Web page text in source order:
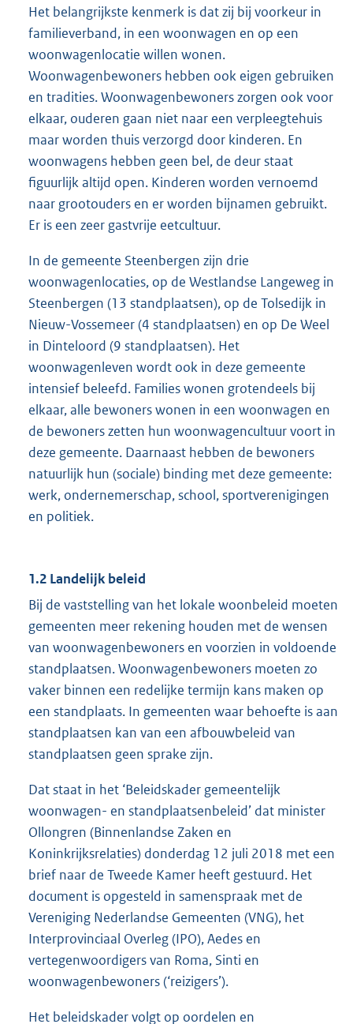
Het belangrijkste kenmerk is dat zij bij voorkeur in
familieverband, in een woonwagen en op een
woonwagenlocatie willen wonen.
Woonwagenbewoners hebben ook eigen gebruiken
en tradities. Woonwagenbewoners zorgen ook voor
elkaar, ouderen gaan niet naar een verpleegtehuis
maar worden thuis verzorgd door kinderen. En
woonwagens hebben geen bel, de deur staat
figuurlijk altijd open. Kinderen worden vernoemd
naar grootouders en er worden bijnamen gebruikt.
Er is een zeer gastvrije eetcultuur.
In de gemeente Steenbergen zijn drie
woonwagenlocaties, op de Westlandse Langeweg in
Steenbergen (13 standplaatsen), op de Tolsedijk in
Nieuw-Vossemeer (4 standplaatsen) en op De Weel
in Dinteloord (9 standplaatsen). Het
woonwagenleven wordt ook in deze gemeente
intensief beleefd. Families wonen grotendeels bij
elkaar, alle bewoners wonen in een woonwagen en
de bewoners zetten hun woonwagencultuur voort in
deze gemeente. Daarnaast hebben de bewoners
natuurlijk hun (sociale) binding met deze gemeente:
werk, ondernemerschap, school, sportverenigingen
en politiek.
1.2 Landelijk beleid
Bij de vaststelling van het lokale woonbeleid moeten
gemeenten meer rekening houden met de wensen
van woonwagenbewoners en voorzien in voldoende
standplaatsen. Woonwagenbewoners moeten zo
vaker binnen een redelijke termijn kans maken op
een standplaats. In gemeenten waar behoefte is aan
standplaatsen kan van een afbouwbeleid van
standplaatsen geen sprake zijn.
Dat staat in het ‘Beleidskader gemeentelijk
woonwagen- en standplaatsenbeleid’ dat minister
Ollongren (Binnenlandse Zaken en
Koninkrijksrelaties) donderdag 12 juli 2018 met een
brief naar de Tweede Kamer heeft gestuurd. Het
document is opgesteld in samenspraak met de
Vereniging Nederlandse Gemeenten (VNG), het
Interprovinciaal Overleg (IPO), Aedes en
vertegenwoordigers van Roma, Sinti en
woonwagenbewoners (‘reizigers’).
Het beleidskader volgt op oordelen en